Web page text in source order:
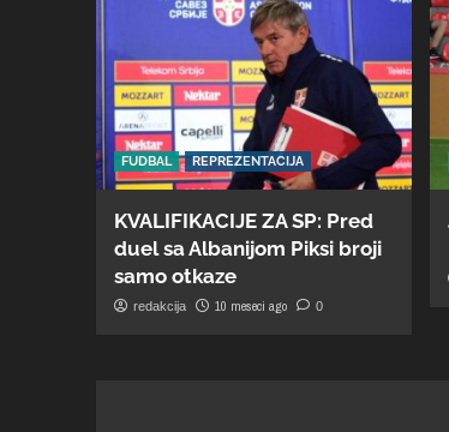
FUDBAL REPREZENTACIJA
KVALIFIKACIJE ZA SP: Pred
duel sa Albanijom Piksi broji
samo otkaze
redakcija 10 meseci ago 0